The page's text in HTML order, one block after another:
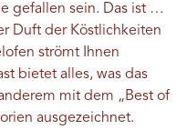
gefallen sein. Das ist …
Duft der Köstlichkeiten
strömt Ihnen
bietet alles, was das
mit dem „Best of
ausgezeichnet.